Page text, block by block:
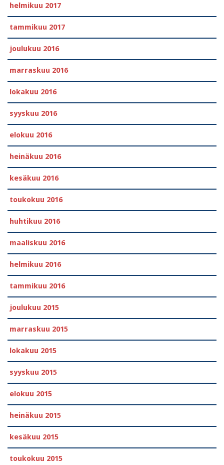
helmikuu 2017
tammikuu 2017
joulukuu 2016
marraskuu 2016
lokakuu 2016
syyskuu 2016
elokuu 2016
heinäkuu 2016
kesäkuu 2016
toukokuu 2016
huhtikuu 2016
maaliskuu 2016
helmikuu 2016
tammikuu 2016
joulukuu 2015
marraskuu 2015
lokakuu 2015
syyskuu 2015
elokuu 2015
heinäkuu 2015
kesäkuu 2015
toukokuu 2015